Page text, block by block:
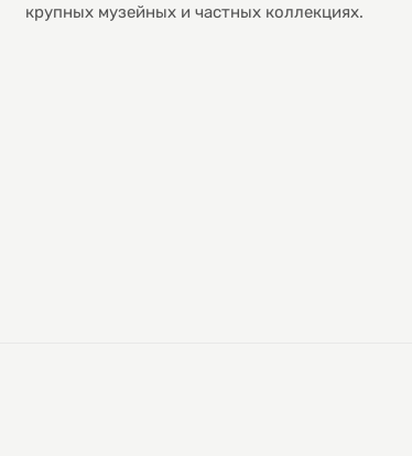
крупных музейных и частных коллекциях.